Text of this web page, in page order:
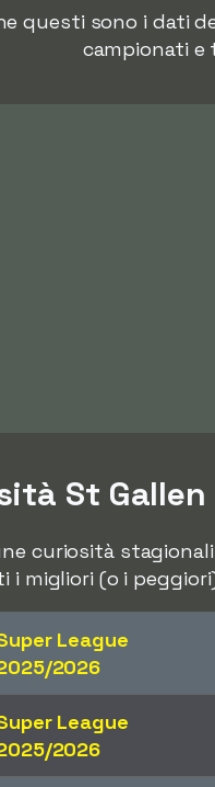
questi sono i dati
campionati e
St Gallen
curiosità
i migliori (o i
League
2026
League
2026